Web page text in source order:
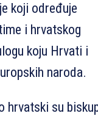
koji određuje
i hrvatskog
koju Hrvati i
naroda.
hrvatski su